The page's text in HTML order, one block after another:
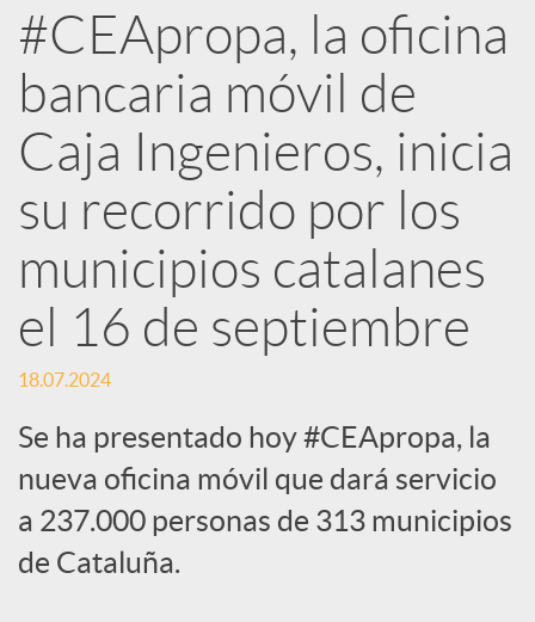
e
d
e
s
S
o
c
i
#CEApropa, la oficina
bancaria móvil de
Caja Ingenieros, inicia
su recorrido por los
municipios catalanes
el 16 de septiembre
18.07.2024
Se ha presentado hoy #CEApropa, la
nueva oficina móvil que dará servicio
a 237.000 personas de 313 municipios
de Cataluña.